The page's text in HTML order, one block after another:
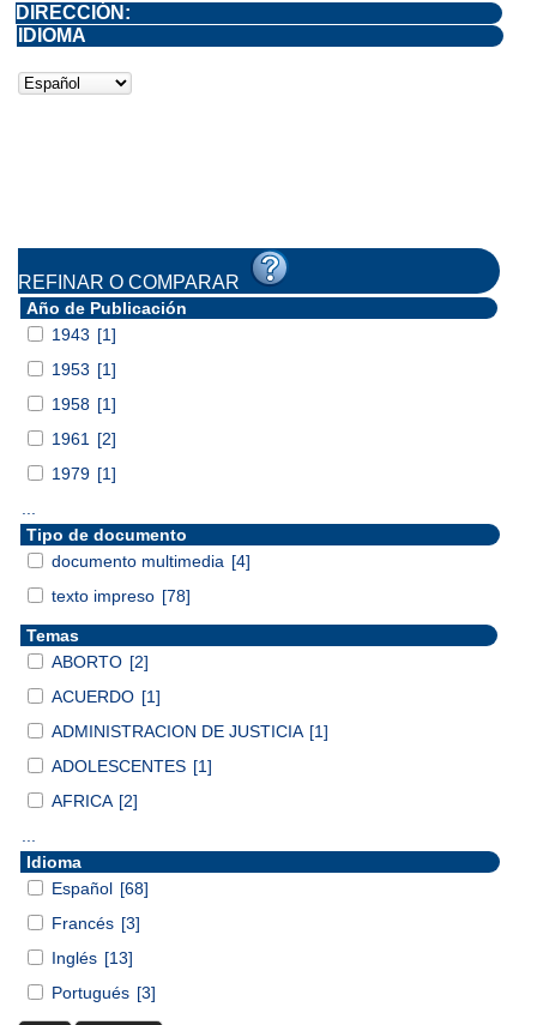
DIRECCIÓN:
IDIOMA
REFINAR O COMPARAR
Año de Publicación
1943 [1]
1953 [1]
1958 [1]
1961
[2]
1979 [1]
Tipo de documento
documento multimedia [4]
texto impreso [78]
Temas
ABORTO [2]
ACUERDO [1]
ADMINISTRACION DE JUSTICIA [1]
ADOLESCENTES [1]
AFRICA [2]
Idioma
Español [68]
Francés [3]
Inglés [13]
Portugués [3]